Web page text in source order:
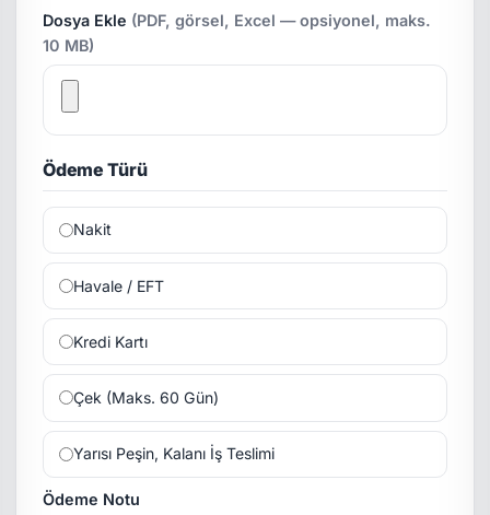
Dosya Ekle (PDF, görsel, Excel — opsiyonel, maks.
10 MB)
Ödeme Türü
Nakit
Havale / EFT
Kredi Kartı
Çek (Maks. 60 Gün)
Yarısı Peşin, Kalanı İş Teslimi
Ödeme Notu